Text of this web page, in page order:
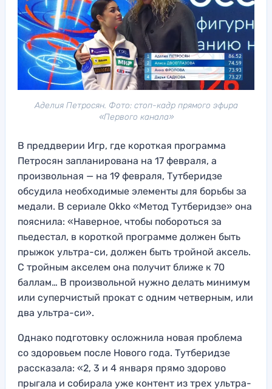
Аделия Петросян. Фото: стоп-кадр прямого эфира
«Первого канала»
В преддверии Игр, где короткая программа
Петросян запланирована на 17 февраля, а
произвольная — на 19 февраля, Тутберидзе
обсудила необходимые элементы для борьбы за
медали. В сериале Okko «Метод Тутберидзе» она
пояснила: «Наверное, чтобы побороться за
пьедестал, в короткой программе должен быть
прыжок ультра-си, должен быть тройной аксель.
С тройным акселем она получит ближе к 70
баллам… В произвольной нужно делать минимум
или суперчистый прокат с одним четверным, или
два ультра-си».
Однако подготовку осложнила новая проблема
со здоровьем после Нового года. Тутберидзе
рассказала: «2, 3 и 4 января прямо здорово
прыгала и собирала уже контент из трех ультра-